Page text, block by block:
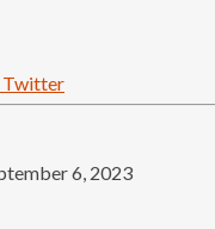
Twitter
6, 2023